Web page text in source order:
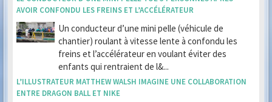
AVOIR CONFONDU LES FREINS ET L’ACCÉLÉRATEUR
Un conducteur d’une mini pelle (véhicule de
chantier) roulant à vitesse lente à confondu les
freins et l’accélérateur en voulant éviter des
enfants qui rentraient de l&...
L’ILLUSTRATEUR MATTHEW WALSH IMAGINE UNE COLLABORATION
ENTRE DRAGON BALL ET NIKE